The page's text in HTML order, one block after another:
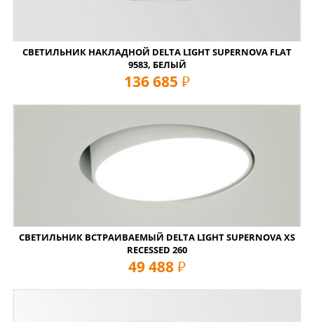
СВЕТИЛЬНИК НАКЛАДНОЙ DELTA LIGHT SUPERNOVA FLAT
9583, БЕЛЫЙ
136 685 руб
СВЕТИЛЬНИК ВСТРАИВАЕМЫЙ DELTA LIGHT SUPERNOVA XS
RECESSED 260
49 488 руб